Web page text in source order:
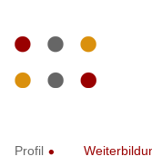
Profil